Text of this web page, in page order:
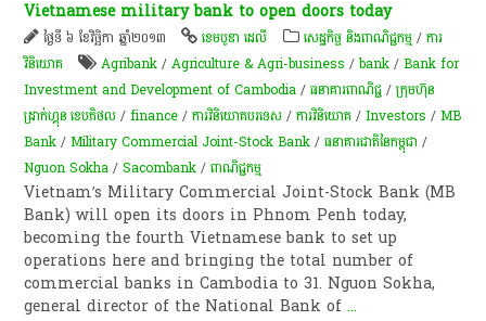
Vietnamese military bank to open doors today
ថ្ងៃទី ៦ ខែវិច្ឆិកា ឆ្នាំ២០១៣ ខេមបូឌា ដេលី សេដ្ឋកិច្ច និងពាណិជ្ជកម្ម /ការ
វិនិយោគ
Agribank /Agriculture & Agri-business /bank /Bank for
Investment and Development of Cambodia /ធនាគារ​ពាណិជ្ជ /ក្រុមហ៊ុន
ដ្រាក់ហ្គុន ខេបភិថល /finance /ការវិនិយោគបរទេស /ការវិនិយោគ /Investors /MB
Bank /Military Commercial Joint-Stock Bank /ធនាគារជាតិនៃកម្ពុជា /
Nguon Sokha /Sacombank /ពាណិជ្ជកម្ម
Vietnam’s Military Commercial Joint-Stock Bank (MB
Bank) will open its doors in Phnom Penh today,
becoming the fourth Vietnamese bank to set up
operations here and bringing the total number of
commercial banks in Cambodia to 31. Nguon Sokha,
general director of the National Bank of...